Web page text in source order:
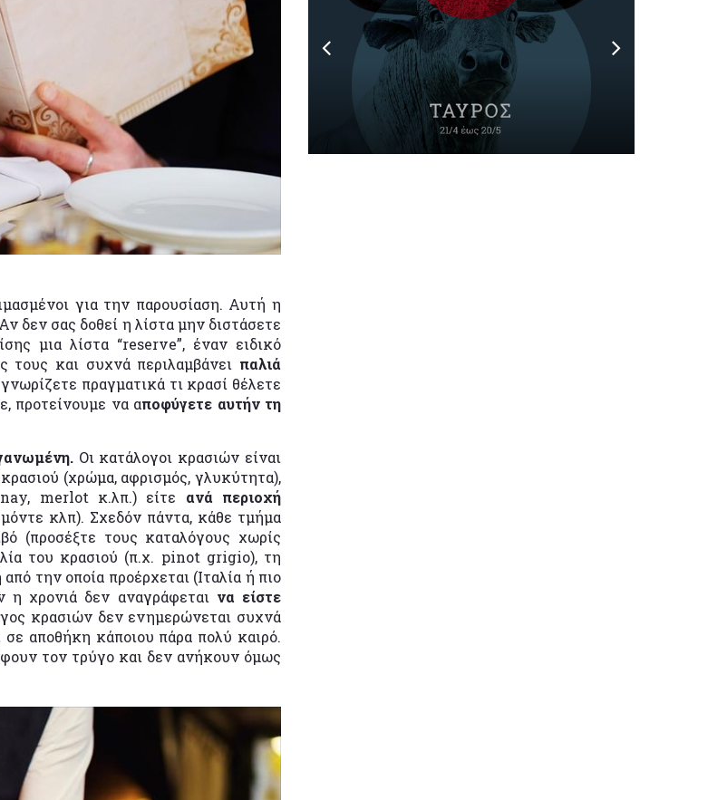
για την παρουσίαση. Αυτή η
δεν σας δοθεί η λίστα μην διστάσετε
μια λίστα “reserve”, έναν ειδικό
τους και συχνά περιλαμβάνει παλιά
πραγματικά τι κρασί θέλετε
προτείνουμε να αποφύγετε αυτήν τη
Οι κατάλογοι κρασιών είναι
κρασιού (χρώμα, αφρισμός, γλυκύτητα),
merlot κ.λπ.) είτε ανά περιοχή
κλπ). Σχεδόν πάντα, κάθε τμήμα
(προσέξτε τους καταλόγους χωρίς
του κρασιού (π.χ. pinot grigio), τη
την οποία προέρχεται (Ιταλία ή πιο
χρονιά δεν αναγράφεται να είστε
κρασιών δεν ενημερώνεται συχνά
αποθήκη κάποιου πάρα πολύ καιρό.
τον τρύγο και δεν ανήκουν όμως